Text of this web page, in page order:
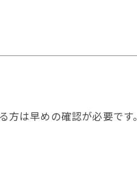
は早めの確認が必要です。